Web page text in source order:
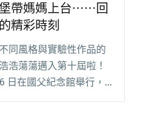
帶媽媽上台⋯⋯回
精彩時刻
同風格與實驗性作品的
浩蕩蕩邁入第十屆啦！
日在國父紀念館舉行，
11~17）將陸續在台北數